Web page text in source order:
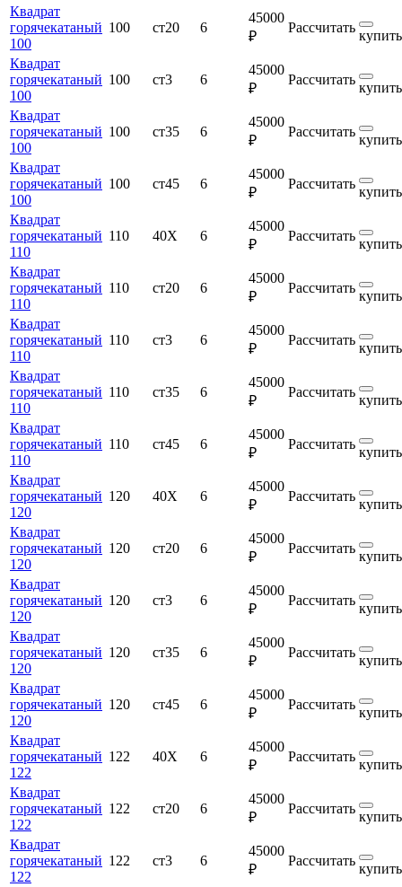
Квадрат
горячекатаный
100
100 ст20 6
45000
₽
Рассчитать
купить
Квадрат
горячекатаный
100
100 ст3 6
45000
₽
Рассчитать
купить
Квадрат
горячекатаный
100
100 ст35 6
45000
₽
Рассчитать
купить
Квадрат
горячекатаный
100
100 ст45 6
45000
₽
Рассчитать
купить
Квадрат
горячекатаный
110
110 40Х 6
45000
₽
Рассчитать
купить
Квадрат
горячекатаный
110
110 ст20 6
45000
₽
Рассчитать
купить
Квадрат
горячекатаный
110
110 ст3 6
45000
₽
Рассчитать
купить
Квадрат
горячекатаный
110
110 ст35 6
45000
₽
Рассчитать
купить
Квадрат
горячекатаный
110
110 ст45 6
45000
₽
Рассчитать
купить
Квадрат
горячекатаный
120
120 40Х 6
45000
₽
Рассчитать
купить
Квадрат
горячекатаный
120
120 ст20 6
45000
₽
Рассчитать
купить
Квадрат
горячекатаный
120
120 ст3 6
45000
₽
Рассчитать
купить
Квадрат
горячекатаный
120
120 ст35 6
45000
₽
Рассчитать
купить
Квадрат
горячекатаный
120
120 ст45 6
45000
₽
Рассчитать
купить
Квадрат
горячекатаный
122
122 40Х 6
45000
₽
Рассчитать
купить
Квадрат
горячекатаный
122
122 ст20 6
45000
₽
Рассчитать
купить
Квадрат
горячекатаный
122
122 ст3 6
45000
₽
Рассчитать
купить